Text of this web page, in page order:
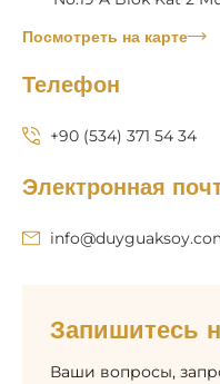
Посмотреть на карте
Телефон
+90 (534) 371 54 34
Электронная
Запишитесь
Ваши вопросы,